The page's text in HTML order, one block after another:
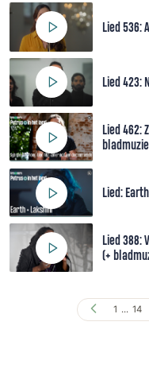
Lied 536:
Lied 423:
Lied 462:
Lied: Earth
Lied 388:
(+
1 ... 14